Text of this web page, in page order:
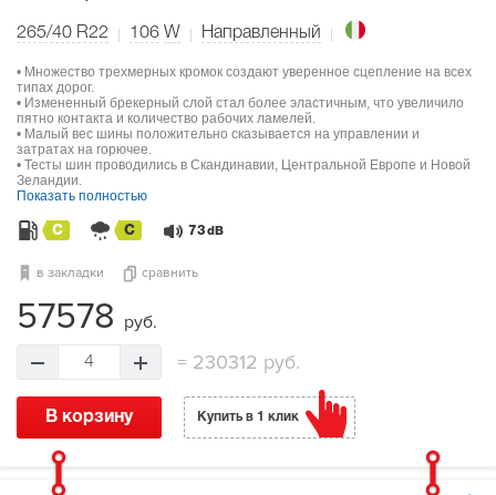
265/40 R22 106 W Направленный
• Множество трехмерных кромок создают уверенное сцепление на всех
типах дорог.
• Измененный брекерный слой стал более эластичным, что увеличило
пятно контакта и количество рабочих ламелей.
• Малый вес шины положительно сказывается на управлении и
затратах на горючее.
• Тесты шин проводились в Скандинавии, Центральной Европе и Новой
Зеландии.
Показать полностью
C C 73 dB
в закладки сравнить
57578 руб.
4 = 230312 руб.
В корзину Купить в 1 клик